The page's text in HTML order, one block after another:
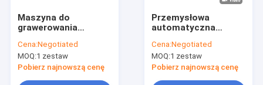
Maszyna do
grawerowania
LU5F o dużej
prędkości do
znakowania rur PP
Cena:Negotiated
MOQ:1 zestaw
Pobierz najnowszą cenę
Przemysłowa
automatyczna
znakowania
laserowego Drukarka
laserowa Mopa Fly
Cena:Negotiated
MOQ:1 zestaw
Pobierz najnowszą cenę